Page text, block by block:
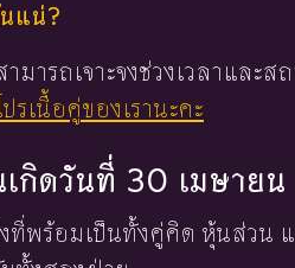
แน่?
มารถเจาะจงช่วงเวลาแล
รเนื้อคู่ของเรานะคะ
กิดวันที่ 30 เมษายน
พร้อมเป็นทั้งคู่คิด หุ้นส่วน